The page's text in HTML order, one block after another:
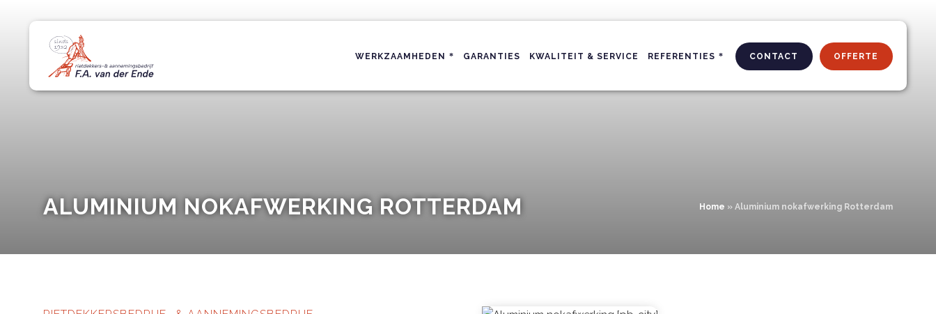
WERKZAAMHEDEN GARANTIES KWALITEIT & SERVICE REFERENTIES CONTACT OFFERTE
ALUMINIUM NOKAFWERKING ROTTERDAM Home » Aluminium nokafwerking Rotterdam